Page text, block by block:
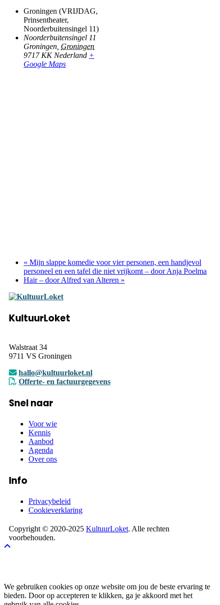
Groningen (VRIJDAG,
Prinsentheater,
Noorderbuitensingel 11)
Noorderbuitensingel 11
Groningen Groningen
9717 KK Nederland +
Google Maps
« Mijn slappe komedie voor vier personen, een handjevol
personeel en een tafel die niet vrijkomt – door Anja Poelma
Hair – door Alfred van Alteren »
KultuurLoket
Walstraat 34
9711 VS Groningen
hallo@kultuurloket.nl
Offerte- en factuurgegevens
Snel naar
Voor wie
Kennis
Aanbod
Agenda
Over ons
Info
Privacybeleid
Cookieverklaring
Copyright © 2020-2025 KultuurLoket. Alle rechten
voorbehouden.
We gebruiken cookies op onze website om jou de beste ervaring te
bieden. Door op accepteren te klikken, ga je akkoord met het